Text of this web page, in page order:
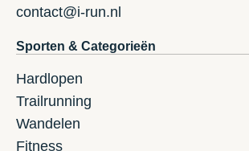
contact@i-run.nl
Sporten & Categorieën
Hardlopen
Trailrunning
Wandelen
Fitness